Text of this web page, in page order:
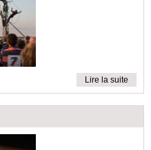
Lire la suite